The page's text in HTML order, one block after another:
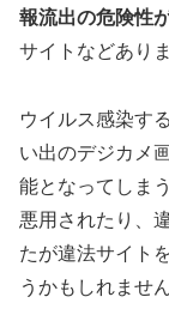
報流出の危険性
サイトなどあり
ウイルス感染す
い出のデジカメ
能となってしま
悪用されたり、
たが違法サイト
うかもしれません